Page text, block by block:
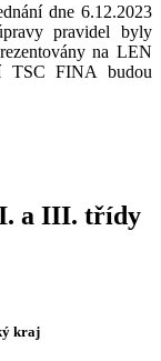
dne 6.12.2023
pravidel byly
na LEN
TSC FINA budou
a III. třídy
kraj